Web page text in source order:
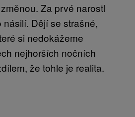
Za prvé narostl
Dějí se strašné,
si nedokážeme
nejhorších nočních
že tohle je realita.